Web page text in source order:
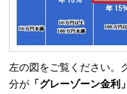
左の図をご覧ください。
分が 「グレーゾーン金利」